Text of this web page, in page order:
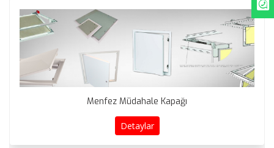
Menfez Müdahale Kapağı
Detaylar